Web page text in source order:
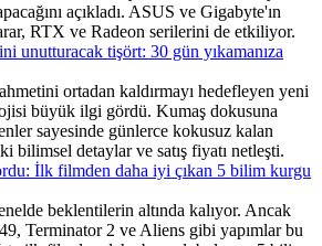
açıkladı. ASUS ve Gigabyte'ın
RTX ve Radeon serilerini de etkiliyor.
unutturacak tişört: 30 gün yıkamanıza
ortadan kaldırmayı hedefleyen yeni
büyük ilgi gördü. Kumaş dokusuna
sayesinde günlerce kokusuz kalan
bilimsel detaylar ve satış fiyatı netleşti.
İlk filmden daha iyi çıkan 5 bilim kurgu
beklentilerin altında kalıyor. Ancak
Terminator 2 ve Aliens gibi yapımlar bu